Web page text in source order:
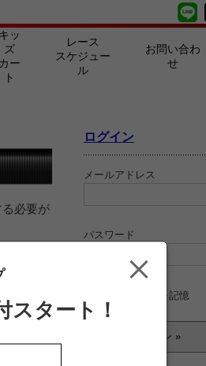
キッ
ズ
カー
ト
レース
スケジュー
ル
お問い合わ
せ
必要が
ログイン
メールアドレス
パスワード
ログイン情報を記憶
スタート！